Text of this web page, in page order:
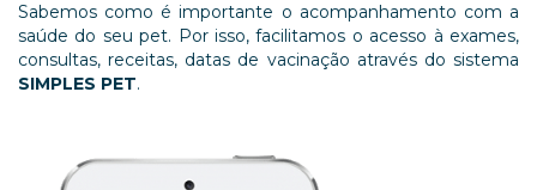
Sabemos como é importante o acompanhamento com a
saúde do seu pet. Por isso, facilitamos o acesso à exames,
consultas, receitas, datas de vacinação através do sistema
SIMPLES PET.